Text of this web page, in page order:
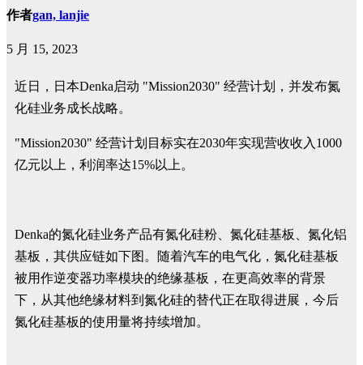
作者gan, lanjie
5 月 15, 2023
近日，日本Denka启动 "Mission2030" 经营计划，并发布氮
化硅业务成长战略。
"Mission2030" 经营计划目标实在2030年实现营收收入1000
亿元以上，利润率达15%以上。
Denka的氮化硅业务产品有氮化硅粉、氮化硅基板、氮化铝
基板，其供应链如下图。随着汽车的电气化，氮化硅基板
被用作逆变器功率模块的绝缘基板，在更高效率的背景
下，从其他绝缘材料到氮化硅的替代正在取得进展， 今后
氮化硅基板的使用量将持续增加。